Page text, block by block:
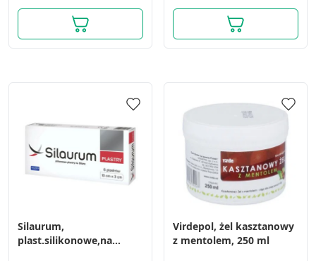
Silaurum,
plast.silikonowe,na
Virdepol, żel kasztanowy
z mentolem, 250 ml